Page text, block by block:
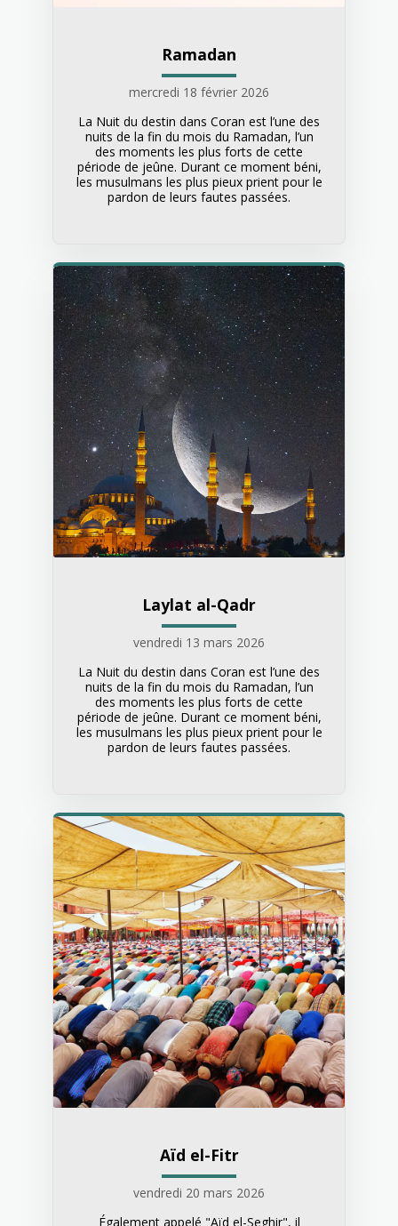
Ramadan
mercredi 18 février 2026
La Nuit du destin dans Coran est l’une des
nuits de la fin du mois du Ramadan, l’un
des moments les plus forts de cette
période de jeûne. Durant ce moment béni,
les musulmans les plus pieux prient pour le
pardon de leurs fautes passées.
Laylat al-Qadr
vendredi 13 mars 2026
La Nuit du destin dans Coran est l’une des
nuits de la fin du mois du Ramadan, l’un
des moments les plus forts de cette
période de jeûne. Durant ce moment béni,
les musulmans les plus pieux prient pour le
pardon de leurs fautes passées.
Aïd el-Fitr
vendredi 20 mars 2026
Également appelé "Aïd el-Seghir", il